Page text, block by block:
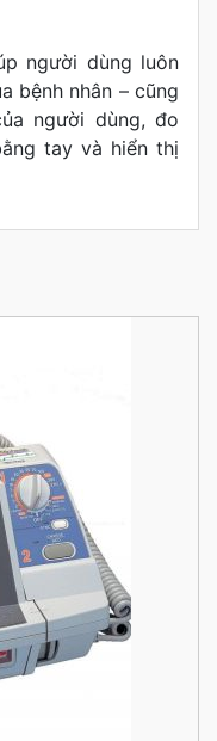
người dùng luôn
bệnh nhân – cũng
người dùng, đo
tay và hiển thị